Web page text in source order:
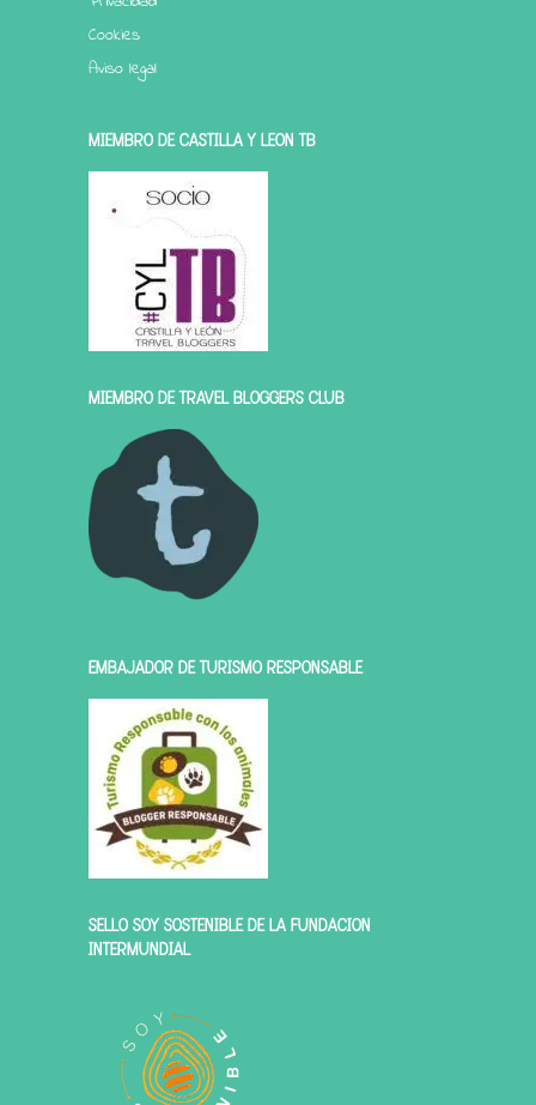
Cookies
Aviso legal
MIEMBRO DE CASTILLA Y LEÓN TB
MIEMBRO DE TRAVEL BLOGGERS CLUB
EMBAJADOR DE TURISMO RESPONSABLE
SELLO SOY SOSTENIBLE DE LA FUNDACIÓN
INTERMUNDIAL